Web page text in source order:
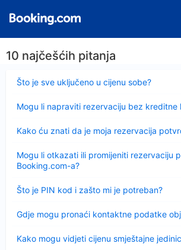
10 najčešćih pitanja
Što je sve uključeno u cijenu sobe?
Sažeto
Mogu li napraviti rezervaciju bez kreditne
Kako ću znati da je moja rezervacija
Mogu li otkazati ili promijeniti rezervaciju
Booking.com-a?
Što je PIN kod i zašto mi je potreban?
Sažeto
Gdje mogu pronaći kontaktne podatke
Kako mogu vidjeti cijenu smještajne